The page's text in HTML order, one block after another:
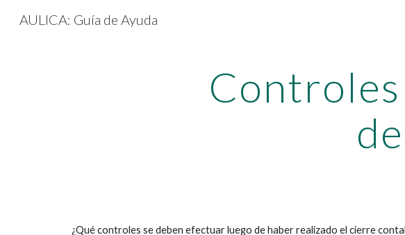
AULICA: Guía de Ayuda
¿Qué controles se deben efectuar luego de haber realizado el cierre